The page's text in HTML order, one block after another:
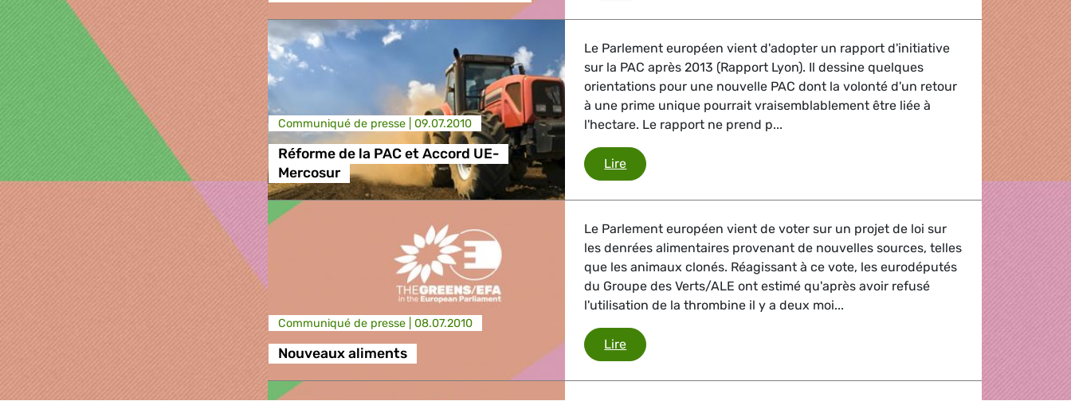
Communiqué de presse | 09.07.2010
Réforme de la PAC et Accord UE-
Mercosur
Le Parlement européen vient d'adopter un rapport d'initiative
sur la PAC après 2013 (Rapport Lyon). Il dessine quelques
orientations pour une nouvelle PAC dont la volonté d'un retour
à une prime unique pourrait vraisemblablement être liée à
l'hectare. Le rapport ne prend p...
LireRéforme de la PAC et Accord UE-Mercosur
Communiqué de presse | 08.07.2010
Nouveaux aliments
Le Parlement européen vient de voter sur un projet de loi sur
les denrées alimentaires provenant de nouvelles sources, telles
que les animaux clonés. Réagissant à ce vote, les eurodéputés
du Groupe des Verts/ALE ont estimé qu'après avoir refusé
l'utilisation de la thrombine il y a deux moi...
LireNouveaux aliments